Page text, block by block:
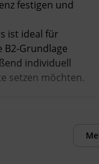
festigen und
ist ideal für
B2-Grundlage
individuell
setzen möchten.
finden Sie